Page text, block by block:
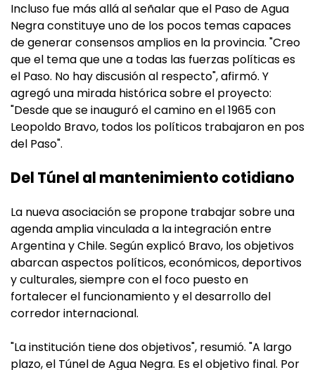
Incluso fue más allá al señalar que el Paso de Agua
Negra constituye uno de los pocos temas capaces
de generar consensos amplios en la provincia. "Creo
que el tema que une a todas las fuerzas políticas es
el Paso. No hay discusión al respecto", afirmó. Y
agregó una mirada histórica sobre el proyecto:
"Desde que se inauguró el camino en el 1965 con
Leopoldo Bravo, todos los políticos trabajaron en pos
del Paso".
Del Túnel al mantenimiento cotidiano
La nueva asociación se propone trabajar sobre una
agenda amplia vinculada a la integración entre
Argentina y Chile. Según explicó Bravo, los objetivos
abarcan aspectos políticos, económicos, deportivos
y culturales, siempre con el foco puesto en
fortalecer el funcionamiento y el desarrollo del
corredor internacional.
"La institución tiene dos objetivos", resumió. "A largo
plazo, el Túnel de Agua Negra. Es el objetivo final. Por